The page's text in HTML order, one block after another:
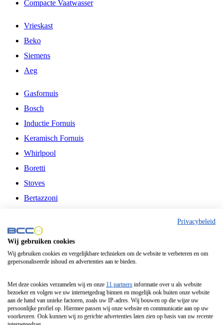
Compacte Vaatwasser
Vrieskast
Beko
Siemens
Aeg
Gasfornuis
Bosch
Inductie Fornuis
Keramisch Fornuis
Whirlpool
Boretti
Stoves
Bertazzoni
Fitelli
Airfryer
Frituurpan
Contactgrill
Broodbakmachine
Broodrooster
Privacybeleid
Wij gebruiken cookies
Wij gebruiken cookies en vergelijkbare technieken om de website te verbeteren en om
gepersonaliseerde inhoud en advertenties aan te bieden.
Met deze cookies verzamelen wij en onze 11 partners informatie over u als website
bezoeker en volgen we uw internetgedrag binnen en mogelijk ook buiten onze website
aan de hand van unieke factoren, zoals uw IP-adres. Wij bouwen op die wijze uw
persoonlijke profiel op. Hiermee passen wij onze website en communicatie aan op uw
voorkeuren. Ook kunnen wij zo gerichte advertenties laten zien op basis van uw recente